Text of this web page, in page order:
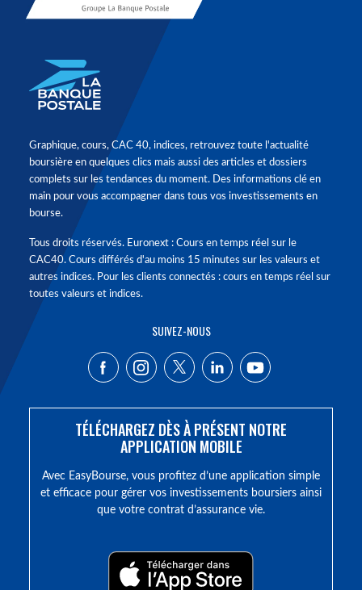
Graphique, cours, CAC 40, indices, retrouvez toute l'actualité
boursière en quelques clics mais aussi des articles et dossiers
complets sur les tendances du moment. Des informations clé en
main pour vous accompagner dans tous vos investissements en
bourse.
Tous droits réservés. Euronext : Cours en temps réel sur le
CAC40. Cours différés d'au moins 15 minutes sur les valeurs et
autres indices. Pour les clients connectés : cours en temps réel sur
toutes valeurs et indices.
SUIVEZ-NOUS
TÉLÉCHARGEZ DÈS À PRÉSENT NOTRE
APPLICATION MOBILE
Avec EasyBourse, vous profitez d’une application simple
et efficace pour gérer vos investissements boursiers ainsi
que votre contrat d’assurance vie.